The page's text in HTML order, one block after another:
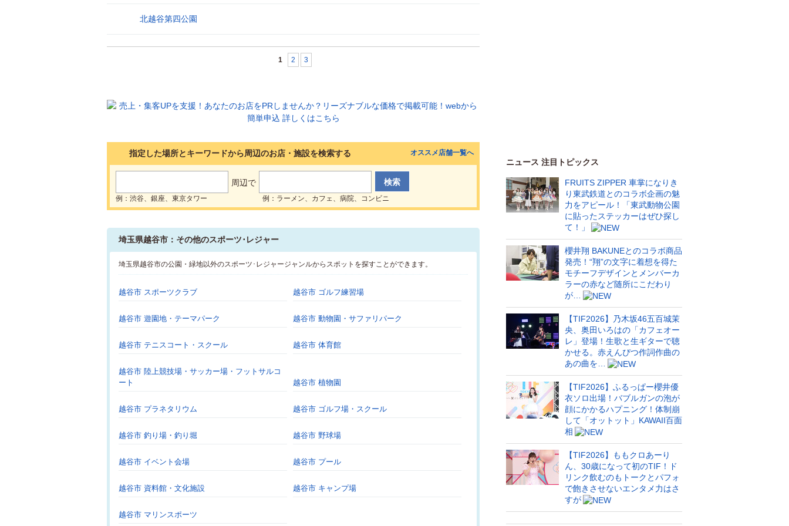
北越谷第四公園
1 2 3
指定した場所とキーワードから周辺のお店・施設を検索する
周辺で
例：渋谷、銀座、東京タワー 例：ラーメン、カフェ、病院、コンビニ
オススメ店舗一覧へ
埼玉県越谷市：その他のスポーツ･レジャー
埼玉県越谷市の公園・緑地以外のスポーツ･レジャージャンルからスポットを探すことができます。
越谷市 スポーツクラブ 越谷市 ゴルフ練習場
越谷市 遊園地・テーマパーク 越谷市 動物園・サファリパーク
越谷市 テニスコート・スクール 越谷市 体育館
越谷市 陸上競技場・サッカー場・フットサルコ
ート
越谷市 植物園
越谷市 プラネタリウム 越谷市 ゴルフ場・スクール
越谷市 釣り場・釣り堀 越谷市 野球場
越谷市 イベント会場 越谷市 プール
越谷市 資料館・文化施設 越谷市 キャンプ場
越谷市 マリンスポーツ
ニュース 注目トピックス
FRUITS ZIPPER 車掌になりき
り東武鉄道とのコラボ企画の魅
力をアピール！「東武動物公園
に貼ったステッカーはぜひ探し
て！」
櫻井翔 BAKUNEとのコラボ商品
発売！“翔”の文字に着想を得た
モチーフデザインとメンバーカ
ラーの赤など随所にこだわり
が…
【TIF2026】乃木坂46五百城茉
央、奥田いろはの「カフェオー
レ」登場！生歌と生ギターで聴
かせる。赤えんぴつ作詞作曲の
あの曲を…
【TIF2026】ふるっぱー櫻井優
衣ソロ出場！バブルガンの泡が
顔にかかるハプニング！体制崩
して「オットット」KAWAII百面
相
【TIF2026】ももクロあーり
ん、30歳になって初のTIF！ド
リンク飲むのもトークとパフォ
で飽きさせないエンタメ力はさ
すが